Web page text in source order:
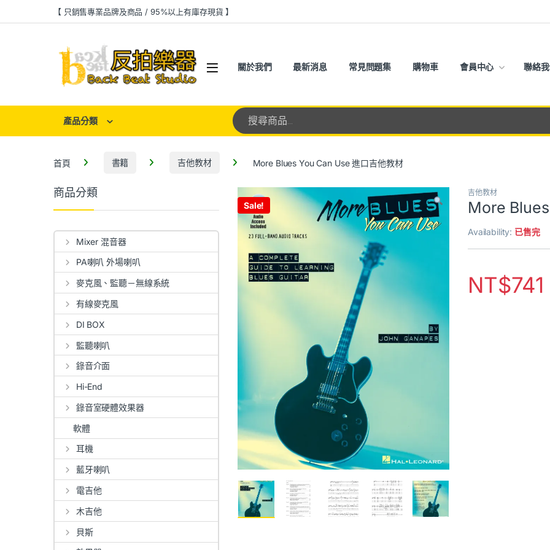
【 只銷售專業品牌及商品 / 95%以上有庫存現貨 】
關於我們 最新消息 常見問題集 購物車 會員中心 聯絡
產品分類
首頁 書籍 吉他教材 More Blues You Can Use 進口吉他教材
Sale!
吉他教材
More
Availability: 已售完
NT$741
商品分類
Mixer 混音器
PA喇叭 外場喇叭
麥克風、監聽－無線系統
有線麥克風
DI BOX
監聽喇叭
錄音介面
Hi-End
錄音室硬體效果器
軟體
耳機
藍牙喇叭
電吉他
木吉他
貝斯